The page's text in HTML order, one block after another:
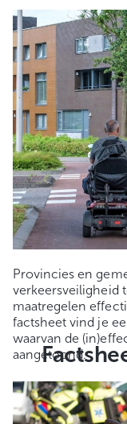
Provincies en
verkeersveiligheid
maatregelen
factsheet vind je
waarvan de
aangetoond.